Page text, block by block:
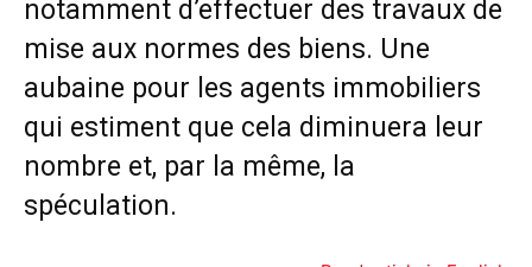
notamment d’effectuer des travaux de
mise aux normes des biens. Une
aubaine pour les agents immobiliers
qui estiment que cela diminuera leur
nombre et, par la même, la
spéculation.